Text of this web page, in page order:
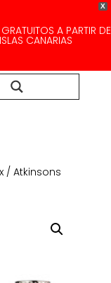
X
A PARTIR DE
CANARIAS
/ Atkinsons